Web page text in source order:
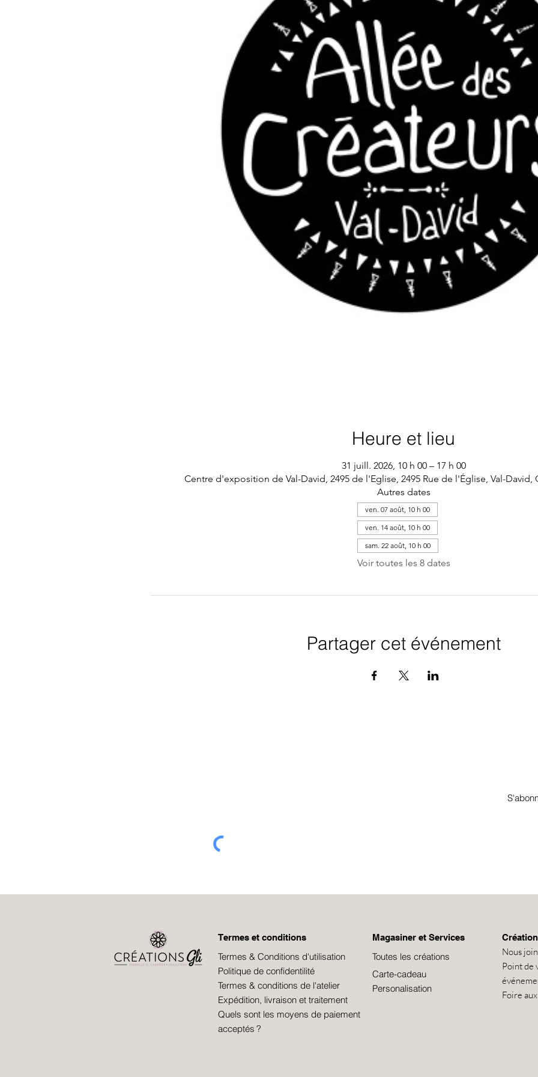
Heure et lieu
31 juill. 2026, 10 h 00 – 17 h 00
Centre d'exposition de Val-David, 2495 de l'Eglise, 2495 Rue de l'Église, Val-David,
Autres dates
ven. 07 août, 10 h 00
ven. 14 août, 10 h 00
sam. 22 août, 10 h 00
Voir toutes les 8 dates
Partager cet événement
Termes et conditions
Termes & Conditions d'utilisation
Politique de confidentilité
Termes & conditions de l'atelier
Expédition, livraison et traitement
Quels sont les moyens de paiement
acceptés ?
Magasiner et Services
Toutes les créations
Carte-cadeau
Personalisation
Nous
Point de
Foire